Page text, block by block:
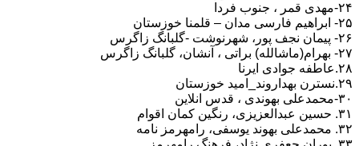
۲۴-مهدی قمر ، جنوب فردا
۲۵- ابراهیم فارسی مدان – قلمنا خوزستان
۲۶- پیمان نجف پور، شهرنوشت -گلبانگ زاگرس
۲۷- بهرام(ماشالله) براتی ، آنشان، گلبانگ زاگرس
۲۸.عاطفه جوادی ایرنا
۲۹.نسترن بهداروند_امید خوزستان
۳۰-محمدعلی بهوندی ، قدس انلاین
۳۱. حسین عبدالعزیزی، رنگین کمان اقوام
۳۲. محمدعلی بهوند یوسفی، رامهرمز نامه